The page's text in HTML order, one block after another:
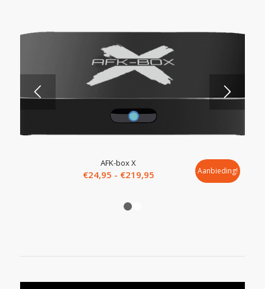
AFK-box X
€24,95 - €219,95Prijsklasse:Aanbieding!